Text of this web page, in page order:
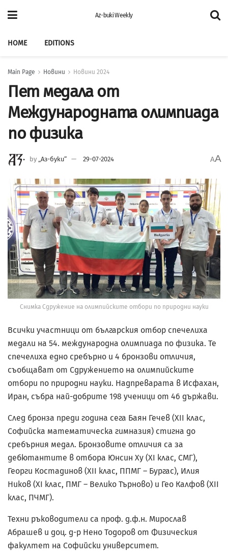
Az-buki Weekly
HOME EDITIONS
Main Page Новини Новини 2024
Пет медала от
Международната олимпиада
по физика
by „Аз-буки“ 29-07-2024 AA
Снимка Сдружение на олимпийските отбори по природни науки
Всички участници от българския отбор спечелиха
медали на 54. международна олимпиада по физика. Те
спечелиха едно сребърно и 4 бронзови отличия,
съобщават от Сдружението на олимпийските
отбори по природни науки. Надпреварата в Исфахан,
Иран, събра най-добрите 198 ученици от 46 държави.
След бронза преди година сега Баян Гечев (XII клас,
Софийска математическа гимназия) стигна до
сребърния медал. Бронзовите отличия са за
дебютантите в отбора Юнсин Ху (XI клас, СМГ),
Георги Костадинов (XII клас, ППМГ – Бургас), Илия
Ников (XI клас, ПМГ – Велико Търново) и Гео Калфов (XII
клас, ПЧМГ).
Техни ръководители са проф. д.ф.н. Мирослав
Абрашев и доц. д-р Нено Тодоров от Физическия
факултет на Софийски университет.